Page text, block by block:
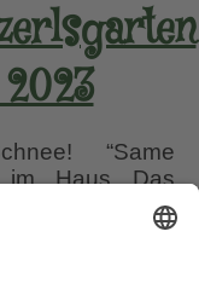
“Same
im Haus Das
ist meine
und Garten